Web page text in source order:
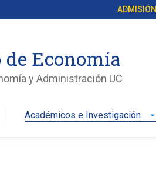
ADMISIÓN
Economía
y Administración UC
Académicos e Investigación arrow_drop_down